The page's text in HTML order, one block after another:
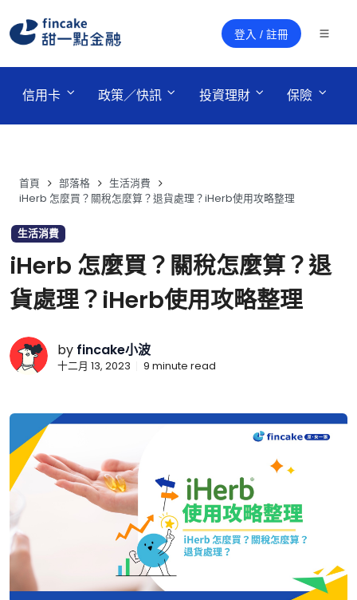
登入 / 註冊
信用卡 政策／快訊 投資理財 保險
首頁 部落格
生活消費
iHerb 怎麼買？關稅怎麼算？退貨處理？iHerb使用攻略整理
生活消費
iHerb 怎麼買？關稅怎麼算？退
貨處理？iHerb使用攻略整理
by fincake小波
十二月 13, 2023 9 minute read